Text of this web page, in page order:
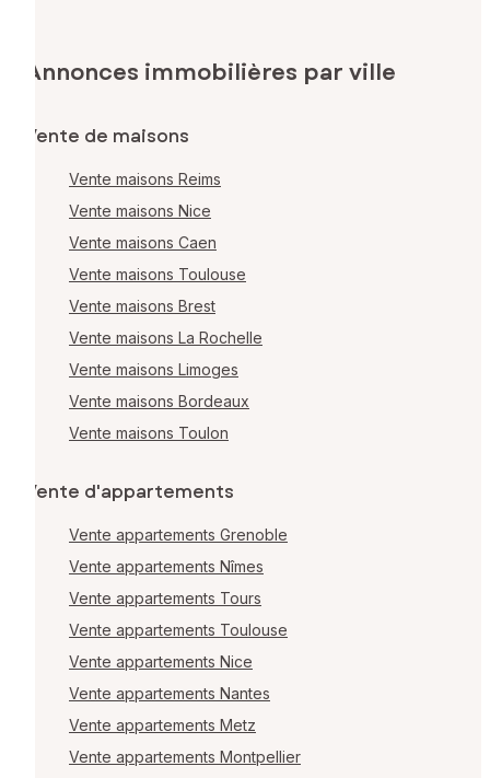
Annonces immobilières par ville
Vente de maisons
Vente maisons Reims
Vente maisons Nice
Vente maisons Caen
Vente maisons Toulouse
Vente maisons Brest
Vente maisons La Rochelle
Vente maisons Limoges
Vente maisons Bordeaux
Vente maisons Toulon
Vente d'appartements
Vente appartements Grenoble
Vente appartements Nîmes
Vente appartements Tours
Vente appartements Toulouse
Vente appartements Nice
Vente appartements Nantes
Vente appartements Metz
Vente appartements Montpellier